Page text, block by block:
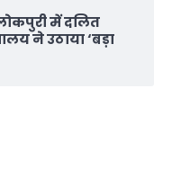
में दलित
ने उठाया ‘बड़ा